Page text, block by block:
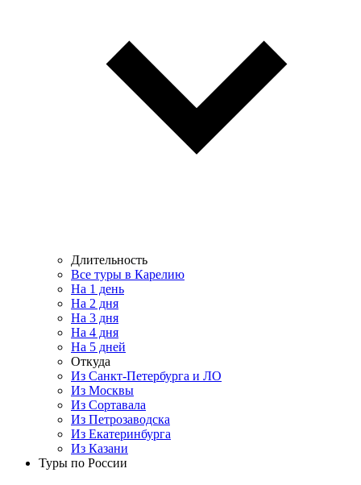
Длительность
Все туры в Карелию
На 1 день
На 2 дня
На 3 дня
На 4 дня
На 5 дней
Откуда
Из Санкт-Петербурга и ЛО
Из Москвы
Из Сортавала
Из Петрозаводска
Из Екатеринбурга
Из Казани
Туры по России